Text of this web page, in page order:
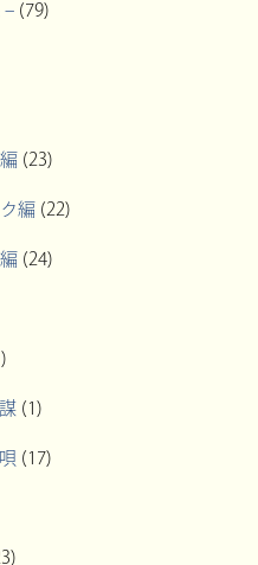
–(79)
(23)
編 (22)
(24)
(1)
(17)